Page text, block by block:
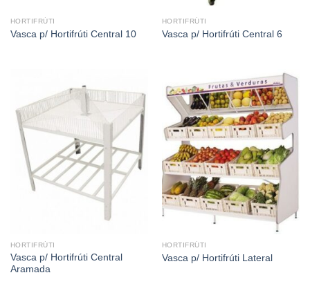
HORTIFRÚTI
Vasca p/ Hortifrúti Central 10
HORTIFRÚTI
Vasca p/ Hortifrúti Central 6
HORTIFRÚTI
Vasca p/ Hortifrúti Central
Aramada
HORTIFRÚTI
Vasca p/ Hortifrúti Lateral